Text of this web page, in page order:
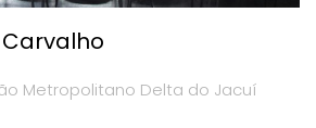
Metropolitano Delta do Jacuí